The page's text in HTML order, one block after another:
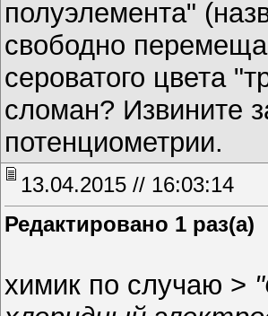
полуэлемента"
свободно
сероватого цвета
сломан? Извините
потенциометрии.
13.04.2015 // 16:03:14
Редактировано 1 раз(а)
химик по случаю >